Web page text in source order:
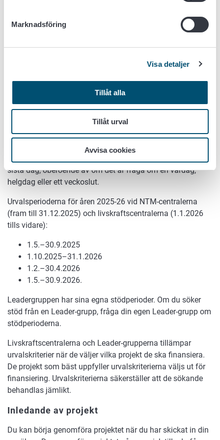
Marknadsföring
Visa detaljer
Tillåt alla
Tillåt urval
Avvisa cookies
När du har skickat in din ansökan
Livskraftscentralerna och Leader-grupperna väljer de
projekt som ska finansieras per urvalsperiod. Utöver
ansökningar enligt tema. Riksomfattande projekt kan
också sökas endast i separata ansökningar.
sista dag, oberoende av om det är fråga om en vardag,
helgdag eller ett veckoslut.
Urvalsperioderna för åren 2025-26 vid NTM-centralerna
(fram till 31.12.2025) och livskraftscentralerna (1.1.2026
tills vidare):
1.5.–30.9.2025
1.10.2025–31.1.2026
1.2.–30.4.2026
1.5.–30.9.2026.
Leadergruppen har sina egna stödperioder. Om du söker
stöd från en Leader-grupp, fråga din egen Leader-grupp om
stödperioderna.
Livskraftscentralerna och Leader-grupperna tillämpar
urvalskriterier när de väljer vilka projekt de ska finansiera.
De projekt som bäst uppfyller urvalskriterierna väljs ut för
finansiering. Urvalskriterierna säkerställer att de sökande
behandlas jämlikt.
Inledande av projekt
Du kan börja genomföra projektet när du har skickat in din